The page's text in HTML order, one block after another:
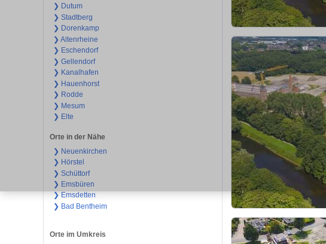
❯ Dutum
❯ Stadtberg
❯ Dorenkamp
❯ Altenrheine
❯ Eschendorf
❯ Gellendorf
❯ Kanalhafen
❯ Hauenhorst
❯ Rodde
❯ Mesum
❯ Elte
Orte in der Nähe
❯ Neuenkirchen
❯ Hörstel
❯ Schüttorf
❯ Emsbüren
❯ Emsdetten
❯ Bad Bentheim
Orte im Umkreis